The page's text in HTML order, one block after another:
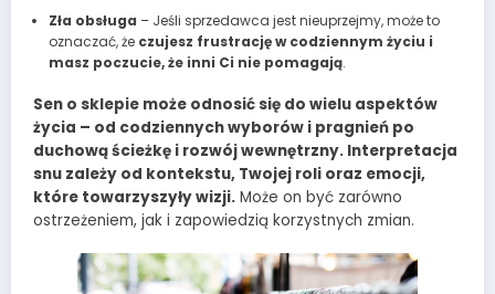
Zła obsługa – Jeśli sprzedawca jest nieuprzejmy, może to
oznaczać, że czujesz frustrację w codziennym życiu i
masz poczucie, że inni Ci nie pomagają.
Sen o sklepie może odnosić się do wielu aspektów
życia – od codziennych wyborów i pragnień po
duchową ścieżkę i rozwój wewnętrzny. Interpretacja
snu zależy od kontekstu, Twojej roli oraz emocji,
które towarzyszyły wizji. Może on być zarówno
ostrzeżeniem, jak i zapowiedzią korzystnych zmian.